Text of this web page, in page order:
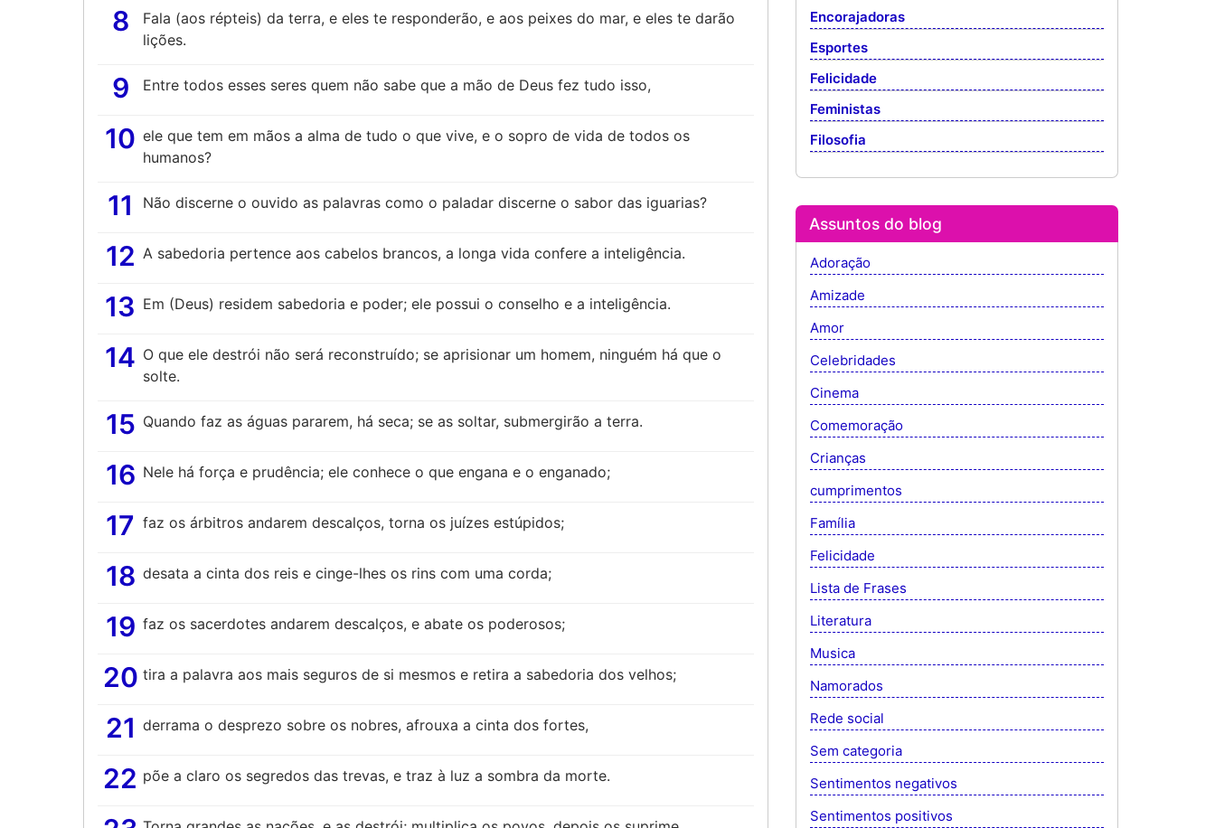
8
Fala (aos répteis) da terra, e eles te responderão, e aos peixes do mar, e eles te darão
lições.
9 Entre todos esses seres quem não sabe que a mão de Deus fez tudo isso,
10 ele que tem em mãos a alma de tudo o que vive, e o sopro de vida de todos os
humanos?
11 Não discerne o ouvido as palavras como o paladar discerne o sabor das iguarias?
12 A sabedoria pertence aos cabelos brancos, a longa vida confere a inteligência.
13 Em (Deus) residem sabedoria e poder; ele possui o conselho e a inteligência.
14 O que ele destrói não será reconstruído; se aprisionar um homem, ninguém há que o
solte.
15 Quando faz as águas pararem, há seca; se as soltar, submergirão a terra.
16 Nele há força e prudência; ele conhece o que engana e o enganado;
17 faz os árbitros andarem descalços, torna os juízes estúpidos;
18 desata a cinta dos reis e cinge-lhes os rins com uma corda;
19 faz os sacerdotes andarem descalços, e abate os poderosos;
20 tira a palavra aos mais seguros de si mesmos e retira a sabedoria dos velhos;
21 derrama o desprezo sobre os nobres, afrouxa a cinta dos fortes,
22 põe a claro os segredos das trevas, e traz à luz a sombra da morte.
Encorajadoras
Esportes
Felicidade
Feministas
Filosofia
Assuntos do blog
Adoração
Amizade
Amor
Celebridades
Cinema
Comemoração
Crianças
cumprimentos
Família
Felicidade
Lista de Frases
Literatura
Musica
Namorados
Rede social
Sem categoria
Sentimentos negativos
Sentimentos positivos